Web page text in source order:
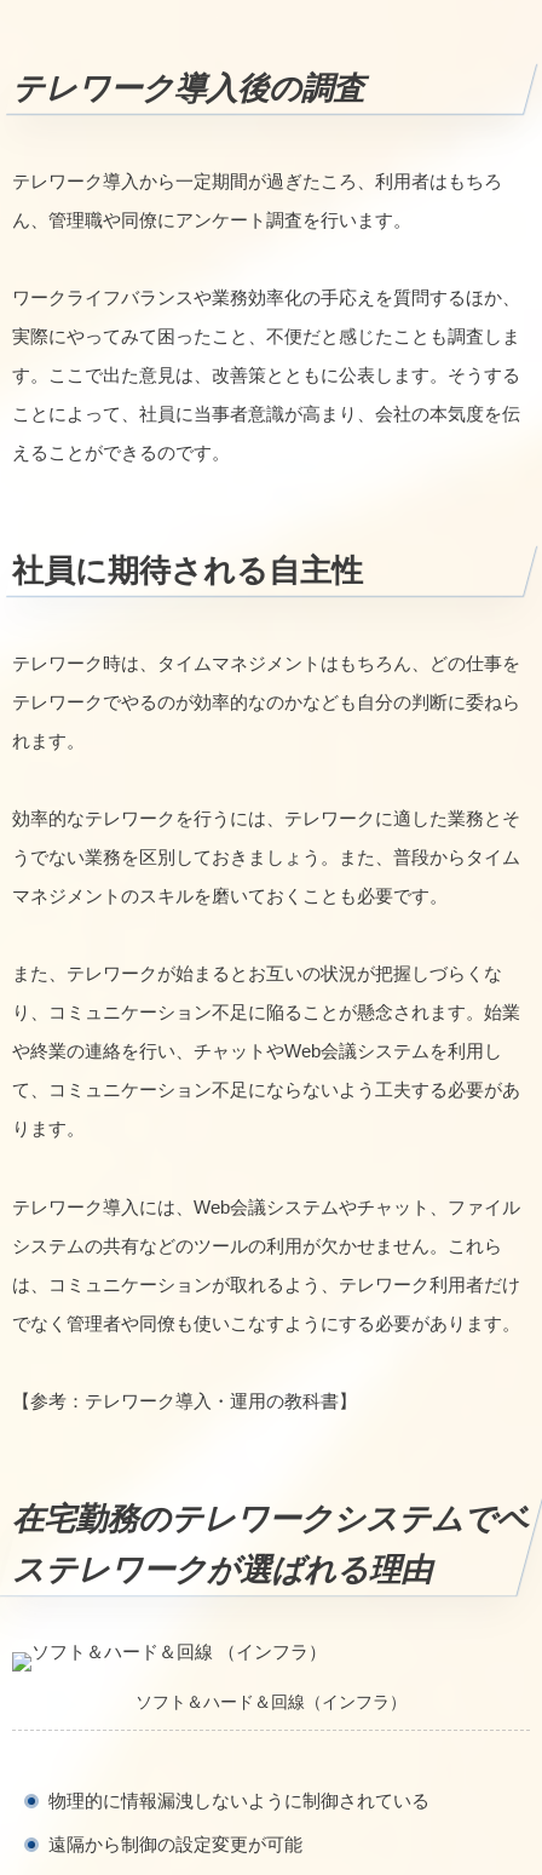
テレワーク導入後の調査
テレワーク導入から一定期間が過ぎたころ、利用者はもちろ
ん、管理職や同僚にアンケート調査を行います。
ワークライフバランスや業務効率化の手応えを質問するほか、
実際にやってみて困ったこと、不便だと感じたことも調査しま
す。ここで出た意見は、改善策とともに公表します。そうする
ことによって、社員に当事者意識が高まり、会社の本気度を伝
えることができるのです。
社員に期待される自主性
テレワーク時は、タイムマネジメントはもちろん、どの仕事を
テレワークでやるのが効率的なのかなども自分の判断に委ねら
れます。
効率的なテレワークを行うには、テレワークに適した業務とそ
うでない業務を区別しておきましょう。また、普段からタイム
マネジメントのスキルを磨いておくことも必要です。
また、テレワークが始まるとお互いの状況が把握しづらくな
り、コミュニケーション不足に陥ることが懸念されます。始業
や終業の連絡を行い、チャットやWeb会議システムを利用し
て、コミュニケーション不足にならないよう工夫する必要があ
ります。
テレワーク導入には、Web会議システムやチャット、ファイル
システムの共有などのツールの利用が欠かせません。これら
は、コミュニケーションが取れるよう、テレワーク利用者だけ
でなく管理者や同僚も使いこなすようにする必要があります。
【参考：テレワーク導入・運用の教科書】
在宅勤務のテレワークシステムでベ
ステレワークが選ばれる理由
ソフト＆ハード＆回線（インフラ）
物理的に情報漏洩しないように制御されている
遠隔から制御の設定変更が可能